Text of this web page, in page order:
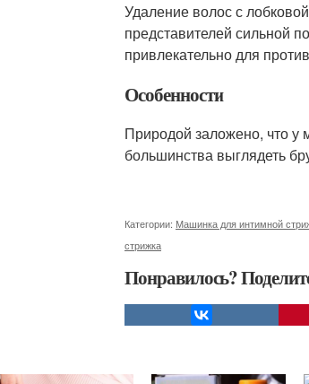
Удаление волос с
представителей сильной
привлекательно для
Особенности
Природой заложено, что у
большинства выглядеть
Категории: Машинка для интимной
стрижка
Понравилось?